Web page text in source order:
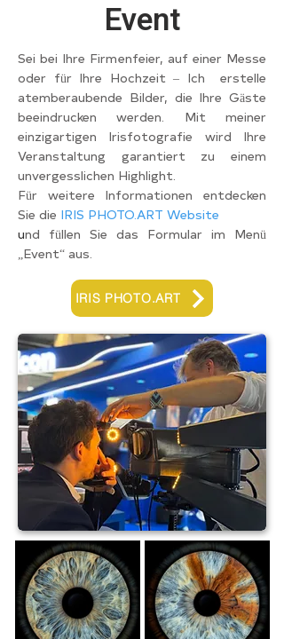
Event
Sei bei Ihre Firmenfeier, auf einer Messe
oder für Ihre Hochzeit – Ich erstelle
atemberaubende Bilder, die Ihre Gäste
beeindrucken werden. Mit meiner
einzigartigen Irisfotografie wird Ihre
Veranstaltung garantiert zu einem
unvergesslichen Highlight.
Für weitere Informationen entdecken
Sie die IRIS PHOTO.ART Website
und füllen Sie das Formular im Menü
„Event“ aus.
IRIS PHOTO.ART